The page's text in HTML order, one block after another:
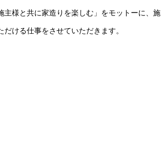
主様と共に家造りを楽しむ」をモットーに、施
ける仕事をさせていただきます。